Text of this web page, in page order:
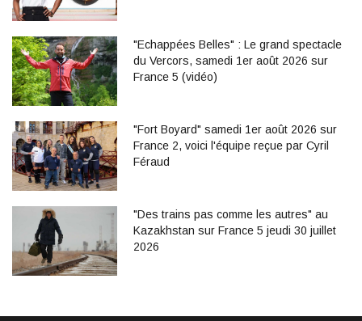
"Echappées Belles" : Le grand spectacle
du Vercors, samedi 1er août 2026 sur
France 5 (vidéo)
"Fort Boyard" samedi 1er août 2026 sur
France 2, voici l'équipe reçue par Cyril
Féraud
"Des trains pas comme les autres" au
Kazakhstan sur France 5 jeudi 30 juillet
2026